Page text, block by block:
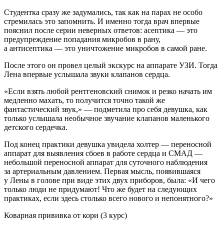
Студентка сразу же задумались, так как на парах не особо
стремилась это запомнить. И именно тогда врач впервые
пояснил после серии неверных ответов: асептика — это
предупреждение попадания микробов в рану,
а антисептика — это уничтожение микробов в самой ране.
После этого он провел целый экскурс на аппарате УЗИ. Тогда
Лена впервые услышала звуки клапанов сердца.
«Если взять любой рентгеновский снимок и резко начать им
медленно махать, то получится точно такой же
фантастический звук,» — подметила про себя девушка, как
только услышала необычное звучание клапанов маленького
детского сердечка.
Под конец практики девушка увидела холтер — переносной
аппарат для выявления сбоев в работе сердца и СМАД —
небольшой переносной аппарат для суточного наблюдения
за артериальным давлением. Первая мысль, появившаяся
у Лены в голове при виде этих двух приборов, была: «И чего
только люди не придумают! Что же будет на следующих
практиках, если здесь столько всего нового и непонятного?»
Коварная прививка от кори (3 курс)